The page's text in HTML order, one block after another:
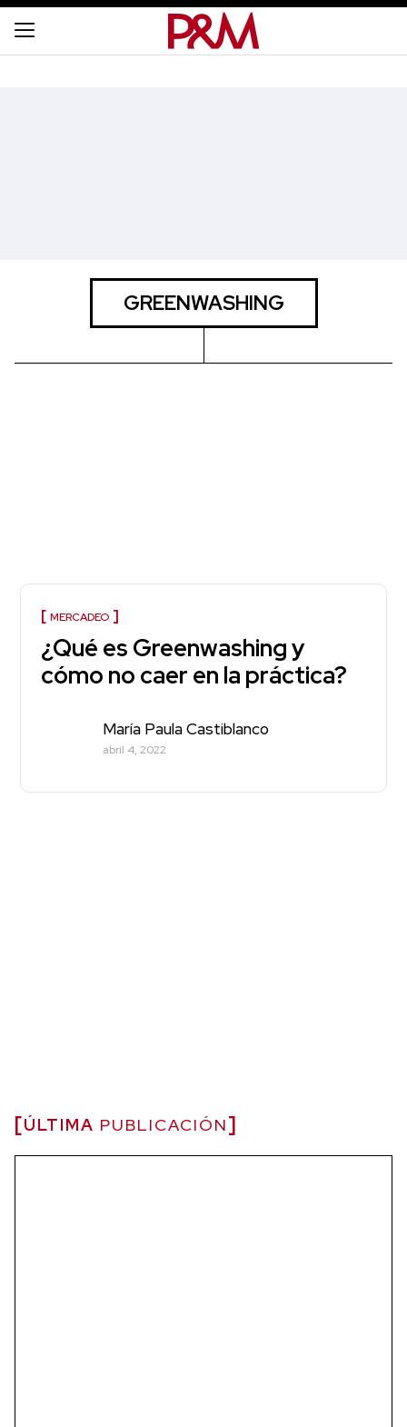
GREENWASHING
MERCADEO
¿Qué es Greenwashing y
cómo no caer en la práctica?
María Paula Castiblanco
abril 4, 2022
ÚLTIMA PUBLICACIÓN